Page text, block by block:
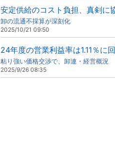
安定供給のコスト負担、真剣に
卸の流通不採算が深刻化
2025/10/21 09:50
24年度の営業利益率は1.11％に
粘り強い価格交渉で、卸連・経営概況
2025/9/26 08:35